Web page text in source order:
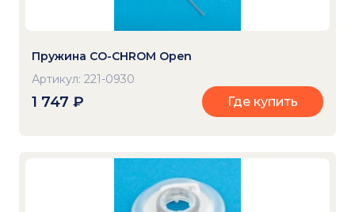
Пружина CO-CHROM Open
Артикул: 221-0930
1 747 ₽ Где купить